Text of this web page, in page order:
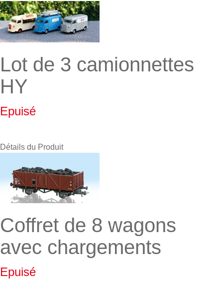
Lot de 3 camionnettes
HY
Epuisé
Détails du Produit
Coffret de 8 wagons
avec chargements
Epuisé